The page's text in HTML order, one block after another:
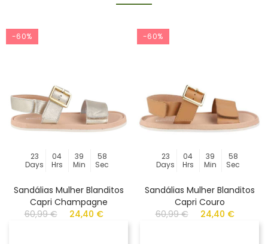
-60%
23
Days
04
Hrs
39
Min
58
Sec
Sandálias Mulher Blanditos
Capri Champagne
60,99 €
24,40 €
-60%
23
Days
04
Hrs
39
Min
58
Sec
Sandálias Mulher Blanditos
Capri Couro
60,99 €
24,40 €